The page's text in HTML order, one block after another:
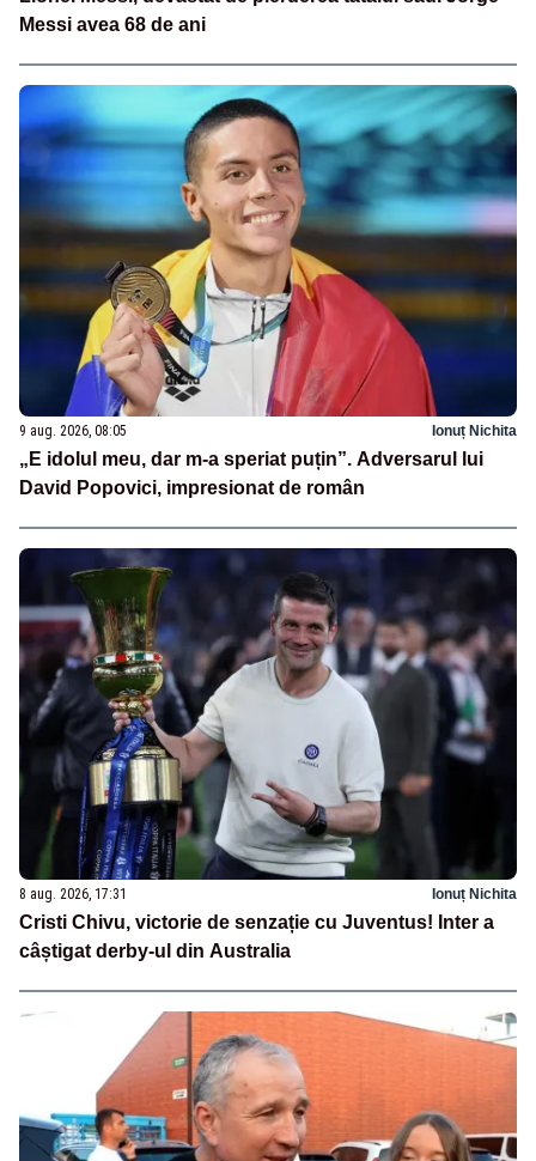
Messi avea 68 de ani
9 aug. 2026, 08:05 Ionuț Nichita
„E idolul meu, dar m-a speriat puțin”. Adversarul lui
David Popovici, impresionat de român
8 aug. 2026, 17:31 Ionuț Nichita
Cristi Chivu, victorie de senzație cu Juventus! Inter a
câștigat derby-ul din Australia